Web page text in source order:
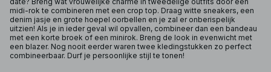
midi-rok te combineren met een crop top. Draag witte sneakers, een
denim jasje en grote hoepel oorbellen en je zal er onberispelijk
uitzien! Als je in ieder geval wil opvallen, combineer dan een bandeau
met een korte broek of een minirok. Breng de look in evenwicht met
een blazer. Nog nooit eerder waren twee kledingstukken zo perfect
combineerbaar. Durf je persoonlijke stijl te tonen!